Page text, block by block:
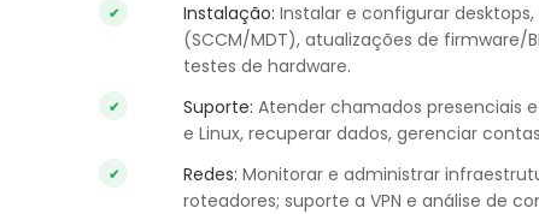
Instalação: Instalar e configurar
(SCCM/MDT), atualizações de firmware/
testes de hardware.
Suporte: Atender chamados presenciais
e Linux, recuperar dados, gerenciar
Redes: Monitorar e administrar
roteadores; suporte a VPN e análise de